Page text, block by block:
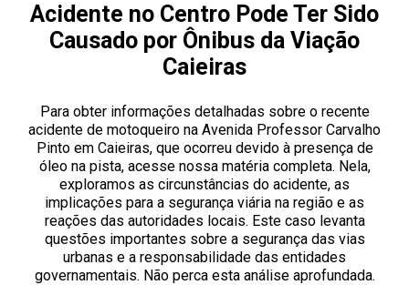
Acidente no Centro Pode Ter Sido
Causado por Ônibus da Viação
Caieiras
Para obter informações detalhadas sobre o recente
acidente de motoqueiro na Avenida Professor Carvalho
Pinto em Caieiras, que ocorreu devido à presença de
óleo na pista, acesse nossa matéria completa. Nela,
exploramos as circunstâncias do acidente, as
implicações para a segurança viária na região e as
reações das autoridades locais. Este caso levanta
questões importantes sobre a segurança das vias
urbanas e a responsabilidade das entidades
governamentais. Não perca esta análise aprofundada.